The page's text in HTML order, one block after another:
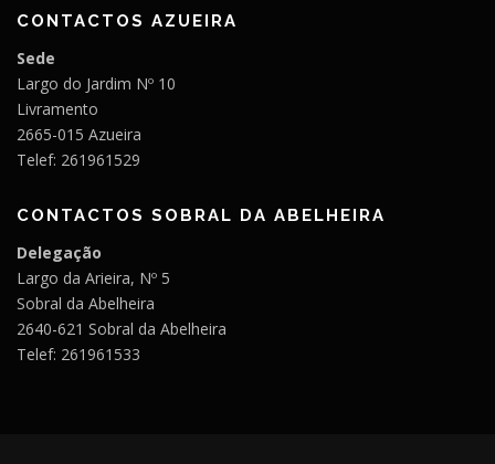
CONTACTOS AZUEIRA
Sede
Largo do Jardim Nº 10
Livramento
2665-015 Azueira
Telef: 261961529
CONTACTOS SOBRAL DA ABELHEIRA
Delegação
Largo da Arieira, Nº 5
Sobral da Abelheira
2640-621 Sobral da Abelheira
Telef: 261961533